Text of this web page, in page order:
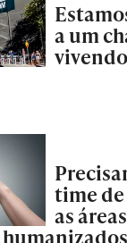
a um
time
as